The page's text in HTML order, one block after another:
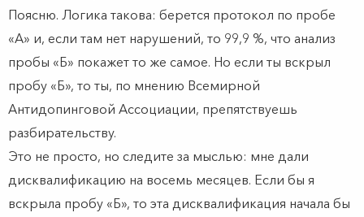
Поясню. Логика такова: берется протокол по пробе
«А» и, если там нет нарушений, то 99,9 %, что анализ
пробы «Б» покажет то же самое. Но если ты вскрыл
пробу «Б», то ты, по мнению Всемирной
Антидопинговой Ассоциации, препятствуешь
разбирательству.
Это не просто, но следите за мыслью: мне дали
дисквалификацию на восемь месяцев. Если бы я
вскрыла пробу «Б», то эта дисквалификация начала бы